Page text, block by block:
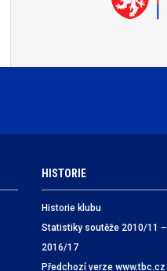
HISTORIE
Historie klubu
Statistiky soutěže 2010/11 –
2016/17
Předchozí verze www.tbc.cz